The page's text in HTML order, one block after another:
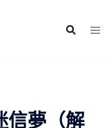
信夢（解